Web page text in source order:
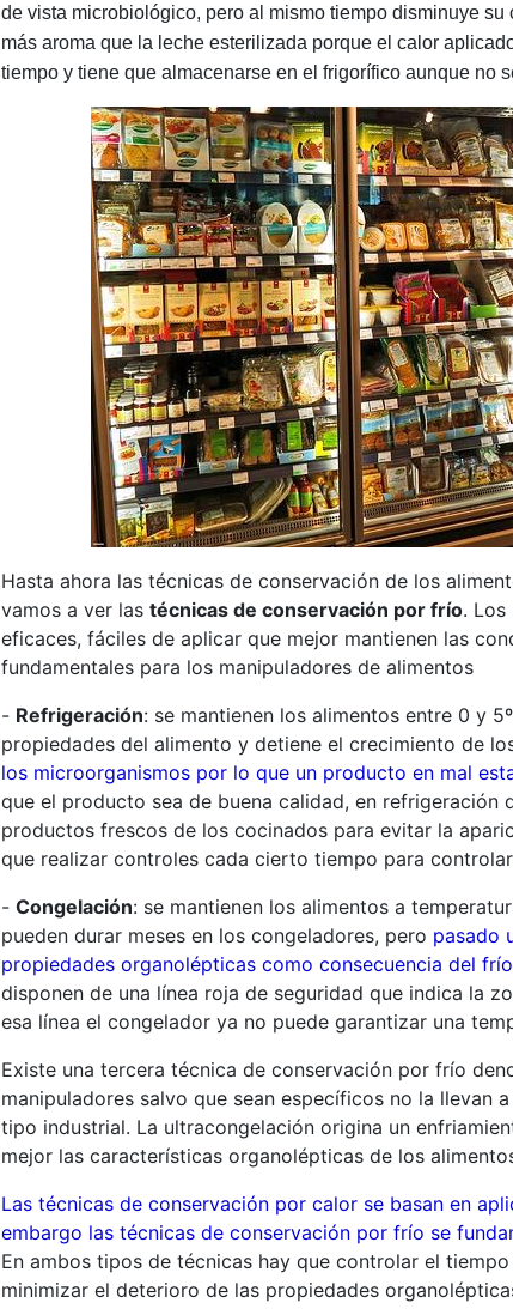
de vista microbiológico, pero al mismo tiempo disminuye
más aroma que la leche esterilizada porque el calor
tiempo y tiene que almacenarse en el frigorífico aunque no
Hasta ahora las técnicas de conservación de los
vamos a ver las técnicas de conservación por frío. Los
eficaces, fáciles de aplicar que mejor mantienen las
fundamentales para los manipuladores de alimentos
- Refrigeración: se mantienen los alimentos entre 0 y
propiedades del alimento y detiene el crecimiento de
los microorganismos por lo que un producto en mal
que el producto sea de buena calidad, en refrigeración
productos frescos de los cocinados para evitar la
que realizar controles cada cierto tiempo para
- Congelación: se mantienen los alimentos a
pueden durar meses en los congeladores, pero pasado
propiedades organolépticas como consecuencia del
disponen de una línea roja de seguridad que indica la
esa línea el congelador ya no puede garantizar una
Existe una tercera técnica de conservación por frío
manipuladores salvo que sean específicos no la llevan
tipo industrial. La ultracongelación origina un
mejor las características organolépticas de los
Las técnicas de conservación por calor se basan en
embargo las técnicas de conservación por frío se
En ambos tipos de técnicas hay que controlar el
minimizar el deterioro de las propiedades